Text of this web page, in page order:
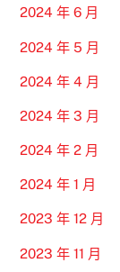
2024 年 6 月
2024 年 5 月
2024 年 4 月
2024 年 3 月
2024 年 2 月
2024 年 1 月
2023 年 12 月
2023 年 11 月